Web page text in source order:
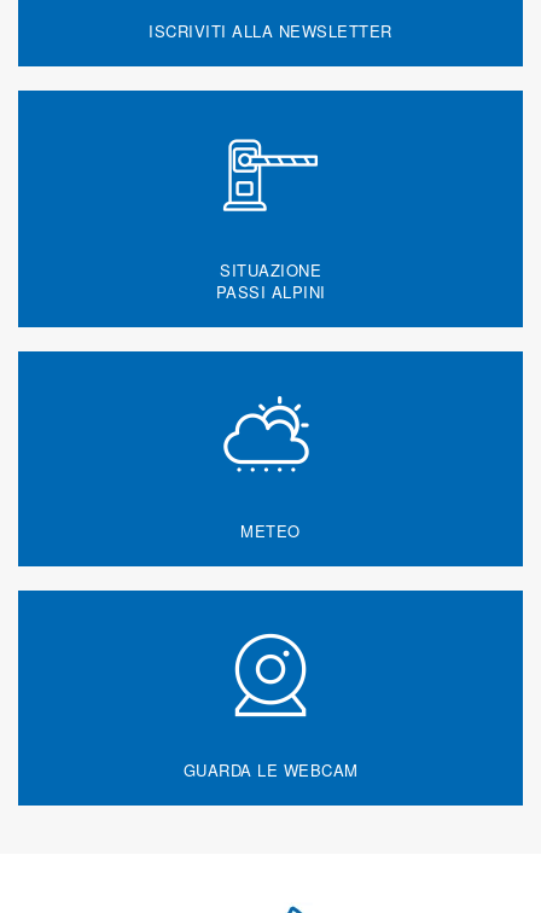
ISCRIVITI ALLA NEWSLETTER
SITUAZIONE
PASSI ALPINI
METEO
GUARDA LE WEBCAM